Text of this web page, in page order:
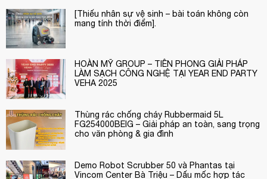
[Thiếu nhân sự vệ sinh – bài toán không còn
mang tính thời điểm].
HOÀN MỸ GROUP – TIÊN PHONG GIẢI PHÁP
LÀM SẠCH CÔNG NGHỆ TẠI YEAR END PARTY
VEHA 2025
Thùng rác chống cháy Rubbermaid 5L
FG254000BEIG – Giải pháp an toàn, sang trọng
cho văn phòng & gia đình
Demo Robot Scrubber 50 và Phantas tại
Vincom Center Bà Triệu – Dấu mốc hợp tác